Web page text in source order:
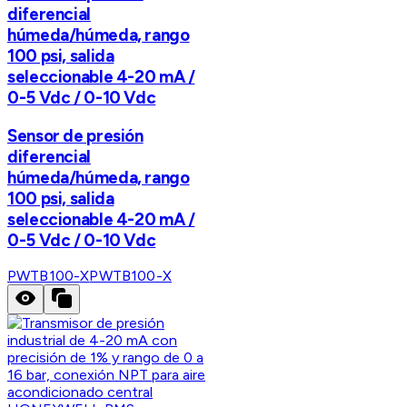
diferencial
húmeda/húmeda, rango
100 psi, salida
seleccionable 4-20 mA /
0-5 Vdc / 0-10 Vdc
Sensor de presión
diferencial
húmeda/húmeda, rango
100 psi, salida
seleccionable 4-20 mA /
0-5 Vdc / 0-10 Vdc
PWTB100-XPWTB100-X